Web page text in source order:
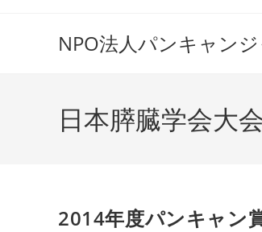
NPO法人パンキャン
日本膵臓学会大
2014年度パンキャン